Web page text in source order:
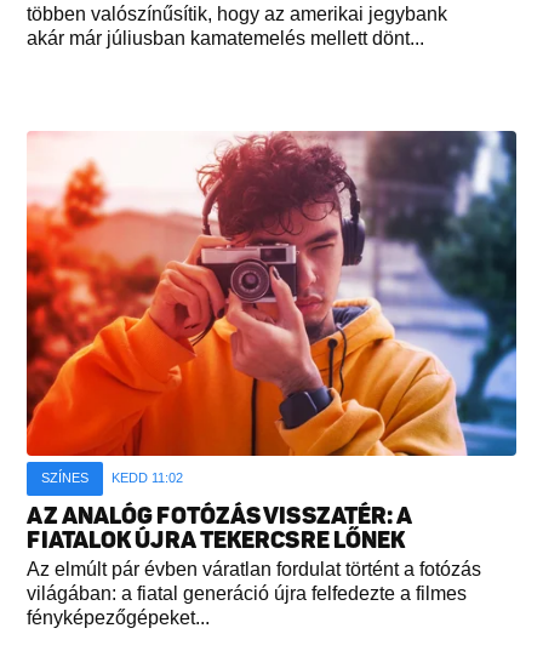
többen valószínűsítik, hogy az amerikai jegybank
akár már júliusban kamatemelés mellett dönt...
SZÍNES KEDD 11:02
AZ ANALÓG FOTÓZÁS VISSZATÉR: A
FIATALOK ÚJRA TEKERCSRE LŐNEK
Az elmúlt pár évben váratlan fordulat történt a fotózás
világában: a fiatal generáció újra felfedezte a filmes
fényképezőgépeket...